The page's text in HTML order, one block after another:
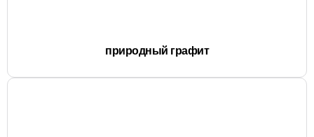
природный графит